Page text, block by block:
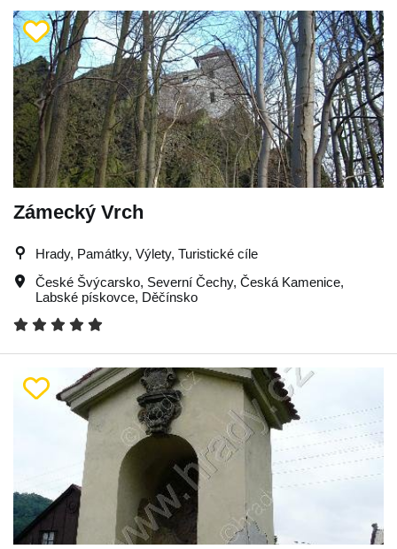
Zámecký Vrch
Hrady, Památky, Výlety, Turistické cíle
České Švýcarsko, Severní Čechy, Česká Kamenice,
Labské pískovce, Děčínsko